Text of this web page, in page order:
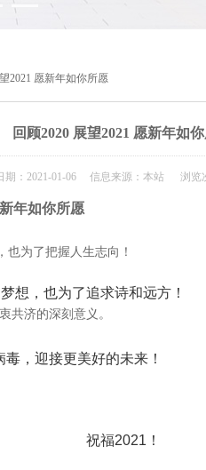
2021 愿新年如你所愿
回顾2020 展望2021 愿新年如
期：2021-01-06 信息来源：本站 浏览
年如你所愿
也为了把握人生志向！
想，也为了追求诗和远方！
共济的深刻意义。
，迎接更美好的未来！
！